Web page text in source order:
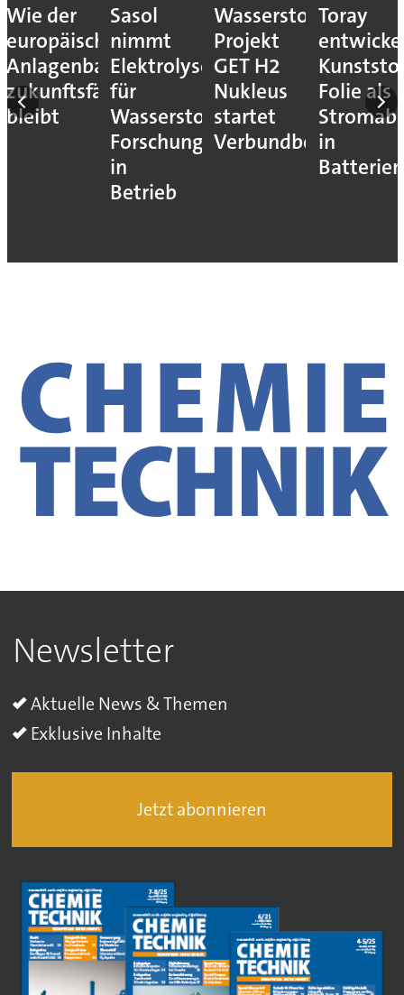
Wie der
europäische
Anlagenbau
zukunftsfähig
bleibt
Sasol
nimmt
Elektrolyseur
für
Wasserstoff-
Forschung
in
Betrieb
Wasserstoff-
Projekt
GET H2
Nukleus
startet
Verbundbetrieb
Toray
Folie als
in
Batterien
Newsletter
Aktuelle News & Themen
Exklusive Inhalte
Jetzt abonnieren